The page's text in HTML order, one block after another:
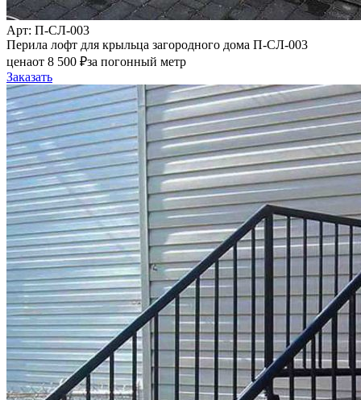
Арт: П-СЛ-003
Перила лофт для крыльца загородного дома П-СЛ-003
ценаот 8 500 ₽за погонный метр
Заказать